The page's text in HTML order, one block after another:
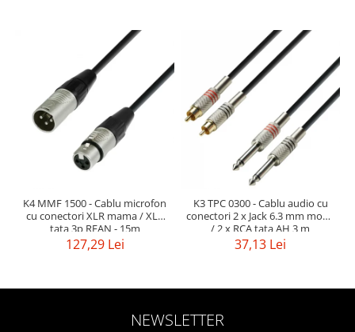
K4 MMF 1500 - Cablu microfon
cu conectori XLR mama / XLR
tata 3p REAN - 15m
127,29 Lei
K3 TPC 0300 - Cablu audio cu
conectori 2 x Jack 6.3 mm mono
/ 2 x RCA tata AH 3 m
37,13 Lei
NEWSLETTER